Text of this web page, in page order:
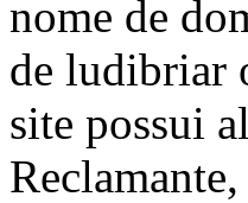
nome de
de ludibriar
site possui